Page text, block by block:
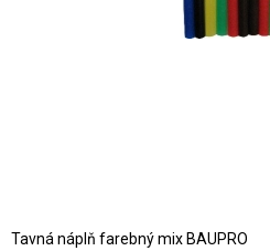
Tavná náplň farebný mix BAUPRO